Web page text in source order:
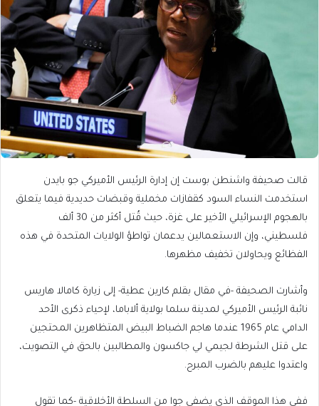
قالت صحيفة واشنطن بوست إن إدارة الرئيس الأميركي جو بايدن
استخدمت النساء السود كقفازات مخملية وقبضات حديدية فيما يتعلق
بالهجوم الإسرائيلي الأخير على غزة، حيث قُتل أكثر من 30 ألف
فلسطيني، وإن الاستعمالين يدعمان تواطؤ الولايات المتحدة في هذه
الفظائع ويحاولان تخفيف مظهرها.
وأشارت الصحيفة -في مقال بقلم كارين عطية- إلى زيارة كامالا هاريس
نائبة الرئيس الأميركي لمدينة سلما بولاية ألاباما، لإحياء ذكرى الأحد
الدامي عام 1965 عندما هاجم الضباط البيض المتظاهرين المحتجين
على قتل الشرطة لجيمي لي جاكسون والمطالبين بالحق في التصويت،
واعتدوا عليهم بالضرب المبرح.
ففي هذا الموقف الذي يضفي جوا من السلطة الأخلاقية -كما تقول